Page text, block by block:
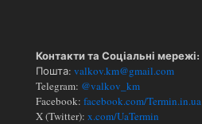
Контакти та Соціальні мережі:
Пошта: valkov.km@gmail.com
Telegram: @valkov_km
Facebook: facebook.com/Termin.in.ua
X (Twitter): x.com/UaTermin